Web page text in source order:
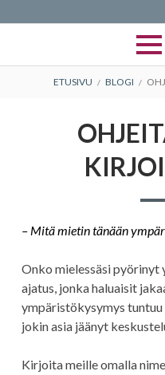
MURUPOLKU
ETUSIVU BLOGI
– Mitä mietin tänään
Onko mielessäsi
ajatus, jonka haluaisit
ympäristökysymys
jokin asia jäänyt
Kirjoita meille omalla